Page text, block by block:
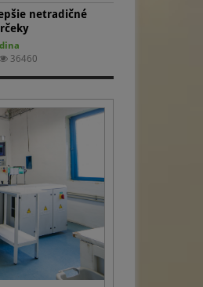
netradičné
36460